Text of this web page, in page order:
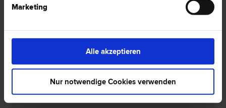
Marketing
Alle akzeptieren
Nur notwendige Cookies verwenden
Prof. Dr. Michael BREITENFELD
Gewerbe­recht | Vergabe­recht | Verfassungs­recht und Grund­
rechte | Verwaltungs­recht